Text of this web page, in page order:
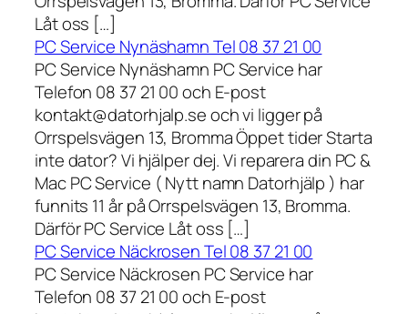
Låt oss […]
PC Service Nynäshamn Tel 08 37 21 00
PC Service Nynäshamn PC Service har
Telefon 08 37 21 00 och E-post
kontakt@datorhjalp.se och vi ligger på
Orrspelsvägen 13, Bromma Öppet tider Starta
inte dator? Vi hjälper dej. Vi reparera din PC &
Mac PC Service ( Nytt namn Datorhjälp ) har
funnits 11 år på Orrspelsvägen 13, Bromma.
Därför PC Service Låt oss […]
PC Service Näckrosen Tel 08 37 21 00
PC Service Näckrosen PC Service har
Telefon 08 37 21 00 och E-post